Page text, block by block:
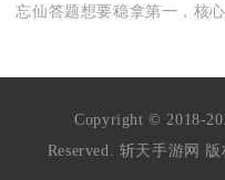
Copyright © 2018-
Reserved. 斩天手游网